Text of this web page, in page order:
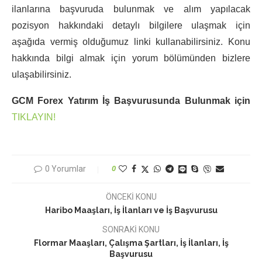
ilanlarına başvuruda bulunmak ve alım yapılacak
pozisyon hakkındaki detaylı bilgilere ulaşmak için
aşağıda vermiş olduğumuz linki kullanabilirsiniz. Konu
hakkında bilgi almak için yorum bölümünden bizlere
ulaşabilirsiniz.
GCM Forex Yatırım İş Başvurusunda Bulunmak için
TIKLAYIN!
0 Yorumlar 0
ÖNCEKİ KONU
Haribo Maaşları, İş İlanları ve İş Başvurusu
SONRAKİ KONU
Flormar Maaşları, Çalışma Şartları, İş İlanları, İş
Başvurusu